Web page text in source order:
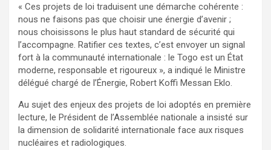
« Ces projets de loi traduisent une démarche cohérente :
nous ne faisons pas que choisir une énergie d’avenir ;
nous choisissons le plus haut standard de sécurité qui
l’accompagne. Ratifier ces textes, c’est envoyer un signal
fort à la communauté internationale : le Togo est un État
moderne, responsable et rigoureux », a indiqué le Ministre
délégué chargé de l’Énergie, Robert Koffi Messan Eklo.
Au sujet des enjeux des projets de loi adoptés en première
lecture, le Président de l’Assemblée nationale a insisté sur
la dimension de solidarité internationale face aux risques
nucléaires et radiologiques.